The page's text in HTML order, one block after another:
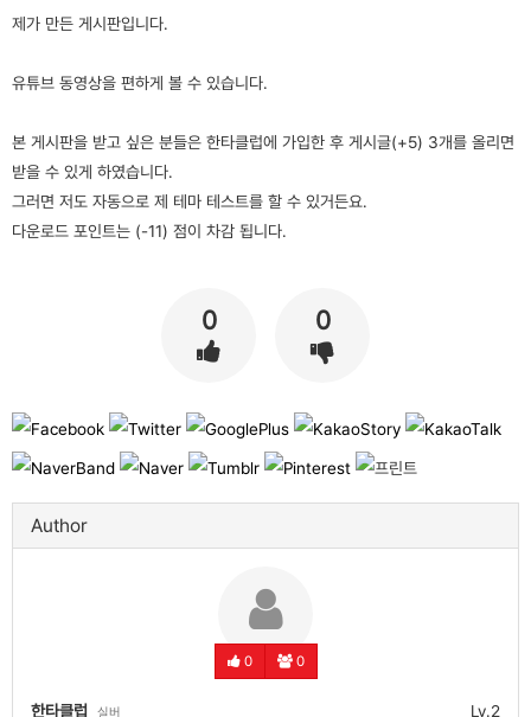
제가 만든 게시판입니다.
유튜브 동영상을 편하게 볼 수 있습니다.
본 게시판을 받고 싶은 분들은 한타클럽에 가입한 후 게시글(+5) 3개를 올리면
받을 수 있게 하였습니다.
그러면 저도 자동으로 제 테마 테스트를 할 수 있거든요.
다운로드 포인트는 (-11) 점이 차감 됩니다.
0 0
Author
0 0
Lv.2
한타클럽 실버